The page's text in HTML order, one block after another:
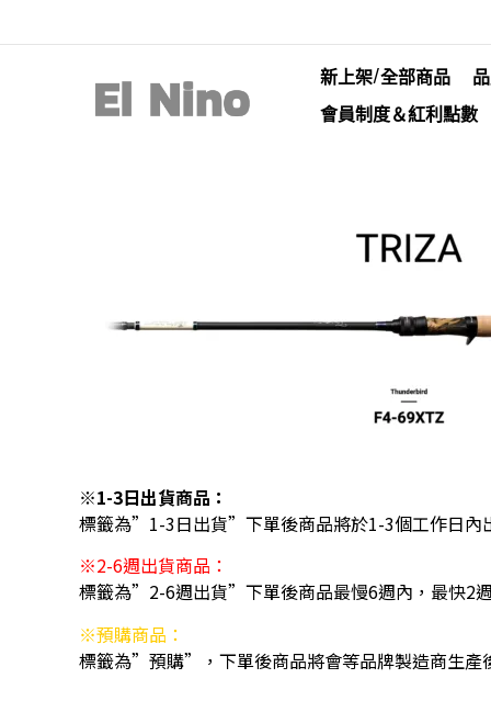
新上架/全部商品
會員制度＆紅利點數
※1-3日出貨商品：
標籤為”1-3日出貨”下單後商品將於1-3個工作日內
※2-6週出貨商品：
標籤為”2-6週出貨”下單後商品最慢6週內，最快2
※預購商品：
標籤為”預購”，下單後商品將會等品牌製造商生產